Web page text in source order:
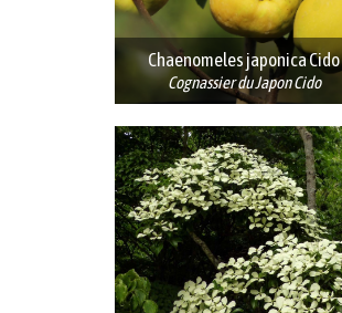
Chaenomeles japonica Cido
Cognassier du Japon Cido